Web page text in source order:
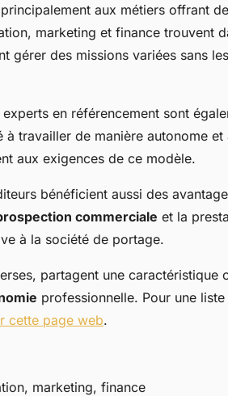
aux métiers offrant
marketing et finance trouvent
gérer des missions variées sans
en référencement sont
à travailler de manière autonome
aux exigences de ce modèle.
bénéficient aussi des
commerciale et la
à la société de portage.
partagent une caractéristique
professionnelle. Pour une
cette page web.
marketing, finance